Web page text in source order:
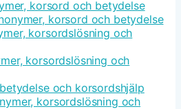
korsord och betydelse
korsord och betydelse
korsordslösning och
korsordslösning och
och korsordshjälp
korsordslösning och